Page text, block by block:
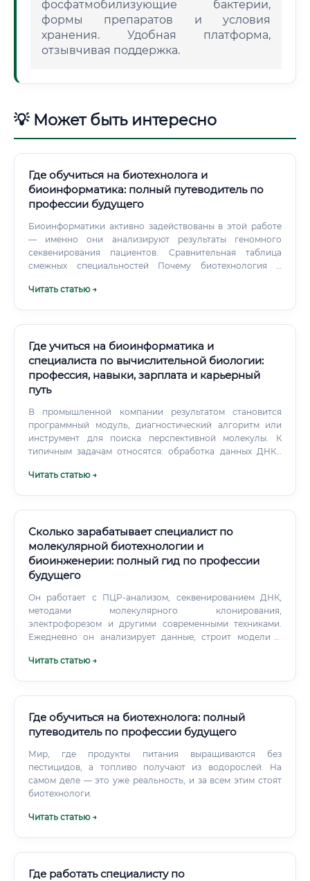
фосфатмобилизующие бактерии,
формы препаратов и условия
хранения. Удобная платформа,
отзывчивая поддержка.
💡 Может быть интересно
Где обучиться на биотехнолога и
биоинформатика: полный путеводитель по
профессии будущего
Биоинформатики активно задействованы в этой работе
— именно они анализируют результаты геномного
секвенирования пациентов. Сравнительная таблица
смежных специальностей Почему биотехнология и
закономерный вопрос: зачем выбирать именно эти
Читать статью →
Где учиться на биоинформатика и
специалиста по вычислительной биологии:
профессия, навыки, зарплата и карьерный
путь
В промышленной компании результатом становится
программный модуль, диагностический алгоритм или
инструмент для поиска перспективной молекулы. К
типичным задачам относятся: обработка данных ДНК-,
других генетических вариантов; сравнение геномов
признакам; разработка алгоритмов для диагностики;
поиск мишеней для лекарственных препаратов; создание
воспроизводимых аналитических процессов.
Читать статью →
Сколько зарабатывает специалист по
молекулярной биотехнологии и
биоинженерии: полный гид по профессии
будущего
Он работает с ПЦР-анализом, секвенированием ДНК,
методами молекулярного клонирования,
электрофорезом и другими современными техниками.
Ежедневно он анализирует данные, строит модели и
разработок. Генетическое конструирование Одна из
Читать статью →
Где обучиться на биотехнолога: полный
путеводитель по профессии будущего
Мир, где продукты питания выращиваются без
пестицидов, а топливо получают из водорослей. На
самом деле — это уже реальность, и за всем этим стоят
биотехнологи.
Читать статью →
Где работать специалисту по